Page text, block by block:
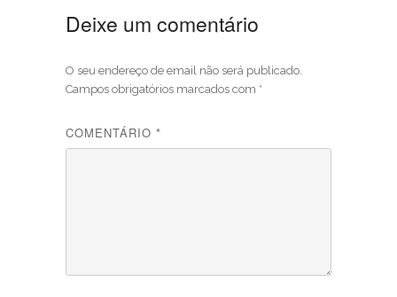
Deixe um comentário
O seu endereço de email não será publicado.
Campos obrigatórios marcados com *
COMENTÁRIO*